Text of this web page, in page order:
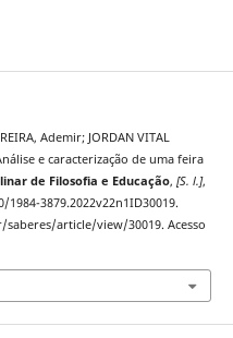
Ademir; JORDAN VITAL
e caracterização de uma feira
de Filosofia e Educação, [S. l.],
1984-3879.2022v22n1ID30019.
article/view/30019. Acesso